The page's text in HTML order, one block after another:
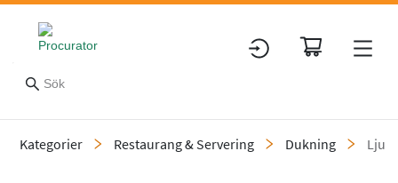
Kategorier Restaurang & Servering Dukning Ljus